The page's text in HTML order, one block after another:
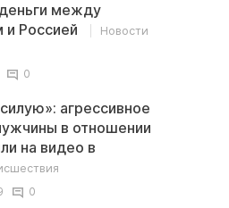
между
и Россией
Новости
0
агрессивное
в отношении
на видео в
0